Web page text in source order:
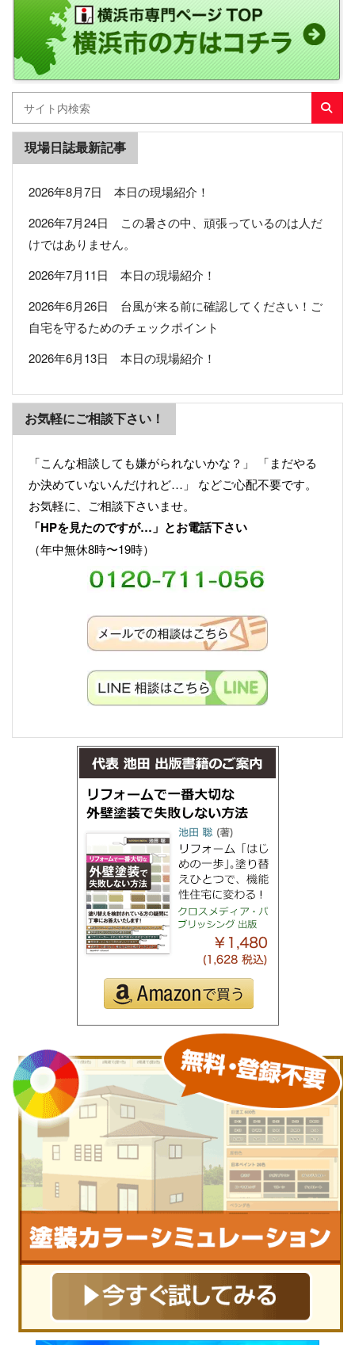
現場日誌最新記事
2026年8月7日 本日の現場紹介！
2026年7月24日 この暑さの中、頑張っているのは人だ
けではありません。
2026年7月11日 本日の現場紹介！
2026年6月26日 台風が来る前に確認してください！ご
自宅を守るためのチェックポイント
2026年6月13日 本日の現場紹介！
お気軽にご相談下さい！
「こんな相談しても嫌がられないかな？」 「まだやる
か決めていないんだけれど…」 などご心配不要です。
お気軽に、ご相談下さいませ。
「HPを見たのですが…」とお電話下さい
（年中無休8時〜19時）